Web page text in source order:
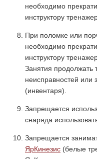
необходимо
инструктору
При поломке или
необходимо
инструктору
Занятия продолжать
неисправностей или
(инвентаря).
Запрещается
снаряда
Запрещается
ЯрКинезис (белые